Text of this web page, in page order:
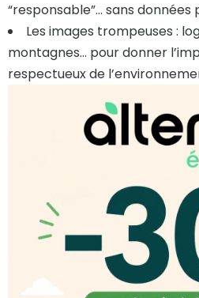
“responsable”… sans données
Les images trompeuses :
montagnes… pour donner
respectueux de